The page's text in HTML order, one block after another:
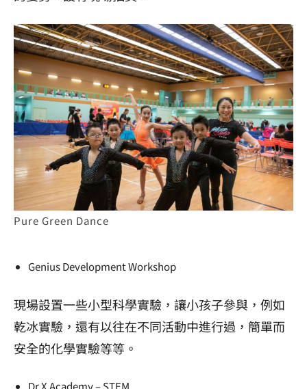
Pure Green Dance
Genius Development Workshop
現場設置一些小型科學實驗，讓小孩子參與，例如
乾冰實驗，還有以往在不同活動中進行過，簡單而
安全的化學實驗等等。
Dr X Academy – STEM